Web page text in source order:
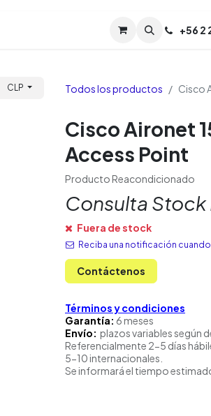
Soporte TPM (CL) +56 2
CLP Todos los productos Cisco
Cisco Aironet
Access Point
Producto Reacondicionado
Consulta
Fuera de stock
Reciba una notificación
Contáctenos
Términos y condiciones
Garantía: 6 meses
Envío: plazos variables según
Referencialmente 2-5 días
5-10 internacionales.
Se informará el tiempo